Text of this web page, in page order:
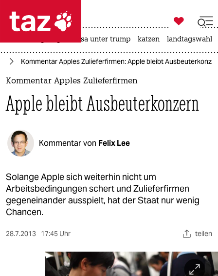
 taz zahl ich
taz zahl ich
politik
öko
gesellschaft
kultur
sport

taz zahl ich
usa unter trump katzen landtagswahl
Kommentar Apples Zulieferfirmen: Apple bleibt
Kommentar Apples Zulieferfirmen
Apple bleibt Ausbeuterkonzern
Kommentar von Felix Lee
Solange Apple sich weiterhin nicht um
Arbeitsbedingungen schert und Zulieferfirmen
gegeneinander ausspielt, hat der Staat nur wenig
Chancen.
28.7.2013 17:45 Uhr teilen